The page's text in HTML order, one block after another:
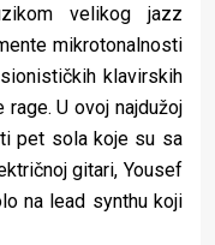
velikog jazz
mikrotonalnosti
klavirskih
U ovoj najdužoj
pet sola koje su sa
gitari, Yousef
na lead synthu koji